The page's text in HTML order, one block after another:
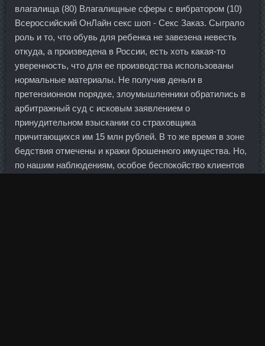
влагалища (80) Влагалищные сферы с вибратором (10)
Всероссийский ОнЛайн секс шоп - Секс Заказ. Сыграло
роль и то, что обувь для ребенка не завезена невесть
откуда, а произведена в России, есть хоть какая-то
уверенность, что для ее производства использованы
нормальные материалы. Не получив деньги в
претензионном порядке, злоумышленники обратились в
арбитражный суд с исковым заявлением о
принудительном взыскании со страховщика
причитающихся им 15 млн рублей. В то же время в зоне
бедствия отмечены и кражи брошенного имущества. Но,
по нашим наблюдениям, особое беспокойство клиентов